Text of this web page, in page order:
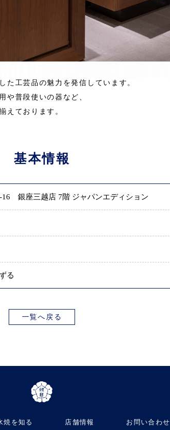
た工芸品の魅力を発信しています。
や普段使いの器など、
えております。
基本情報
16 銀座三越店 7階 ジャパンエディション
る
一覧へ戻る
焼を知る 店舗情報 お問い合わせ